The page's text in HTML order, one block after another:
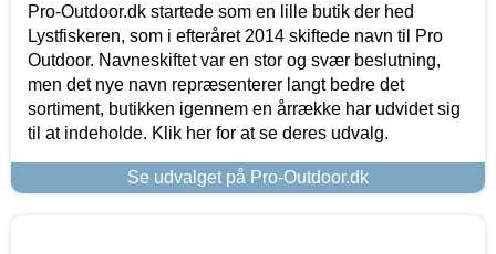
Pro-Outdoor.dk startede som en lille butik der hed
Lystfiskeren, som i efteråret 2014 skiftede navn til Pro
Outdoor. Navneskiftet var en stor og svær beslutning,
men det nye navn repræsenterer langt bedre det
sortiment, butikken igennem en årrække har udvidet sig
til at indeholde. Klik her for at se deres udvalg.
Se udvalget på Pro-Outdoor.dk